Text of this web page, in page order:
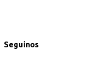
Seguinos